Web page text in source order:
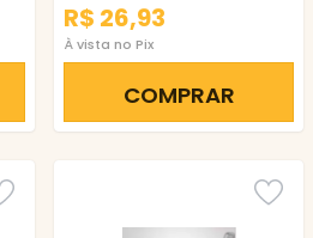
R$ 26,93
À vista no Pix
COMPRAR